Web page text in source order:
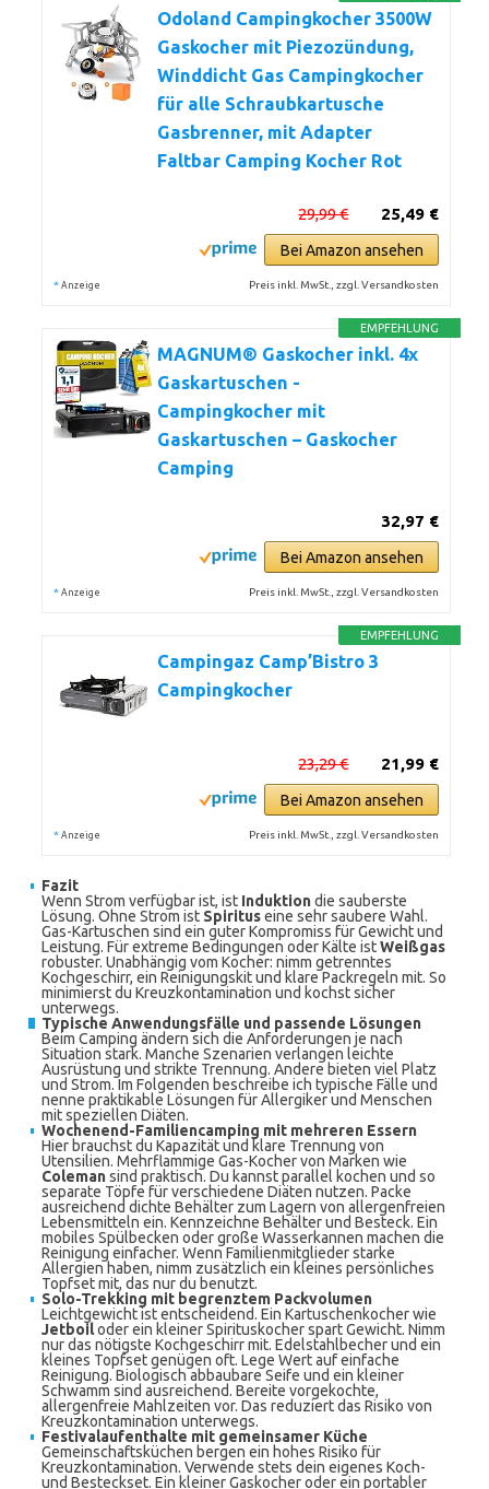
Odoland Campingkocher 3500W
Gaskocher mit Piezozündung,
Winddicht Gas Campingkocher
für alle Schraubkartusche
Gasbrenner, mit Adapter
Faltbar Camping Kocher Rot
25,49 €
29,99 €
Bei Amazon ansehen
* Anzeige Preis inkl. MwSt., zzgl. Versandkosten
EMPFEHLUNG
MAGNUM® Gaskocher inkl. 4x
Gaskartuschen -
Campingkocher mit
Gaskartuschen – Gaskocher
Camping
32,97 €
Bei Amazon ansehen
* Anzeige Preis inkl. MwSt., zzgl. Versandkosten
EMPFEHLUNG
Campingaz Camp’Bistro 3
Campingkocher
21,99 €
23,29 €
Bei Amazon ansehen
* Anzeige Preis inkl. MwSt., zzgl. Versandkosten
Fazit
Wenn Strom verfügbar ist, ist Induktiondie sauberste
Lösung. Ohne Strom ist Spirituseine sehr saubere Wahl.
Gas-Kartuschen sind ein guter Kompromiss für Gewicht und
Leistung. Für extreme Bedingungen oder Kälte istWeißgas
robuster. Unabhängig vom Kocher: nimm getrenntes
Kochgeschirr, ein Reinigungskit und klare Packregeln mit. So
minimierst du Kreuzkontamination und kochst sicher
unterwegs.
Typische Anwendungsfälle und passende Lösungen
Beim Camping ändern sich die Anforderungen je nach
Situation stark. Manche Szenarien verlangen leichte
Ausrüstung und strikte Trennung. Andere bieten viel Platz
und Strom. Im Folgenden beschreibe ich typische Fälle und
nenne praktikable Lösungen für Allergiker und Menschen
mit speziellen Diäten.
Wochenend-Familiencamping mit mehreren Essern
Hier brauchst du Kapazität und klare Trennung von
Utensilien. Mehrflammige Gas-Kocher von Marken wie
Colemansind praktisch. Du kannst parallel kochen und so
separate Töpfe für verschiedene Diäten nutzen. Packe
ausreichend dichte Behälter zum Lagern von allergenfreien
Lebensmitteln ein. Kennzeichne Behälter und Besteck. Ein
mobiles Spülbecken oder große Wasserkannen machen die
Reinigung einfacher. Wenn Familienmitglieder starke
Allergien haben, nimm zusätzlich ein kleines persönliches
Topfset mit, das nur du benutzt.
Solo-Trekking mit begrenztem Packvolumen
Leichtgewicht ist entscheidend. Ein Kartuschenkocher wie
Jetboiloder ein kleiner Spirituskocher spart Gewicht. Nimm
nur das nötigste Kochgeschirr mit. Edelstahlbecher und ein
kleines Topfset genügen oft. Lege Wert auf einfache
Reinigung. Biologisch abbaubare Seife und ein kleiner
Schwamm sind ausreichend. Bereite vorgekochte,
allergenfreie Mahlzeiten vor. Das reduziert das Risiko von
Kreuzkontamination unterwegs.
Festivalaufenthalte mit gemeinsamer Küche
Gemeinschaftsküchen bergen ein hohes Risiko für
Kreuzkontamination. Verwende stets dein eigenes Koch-
und Besteckset. Ein kleiner Gaskocher oder ein portabler